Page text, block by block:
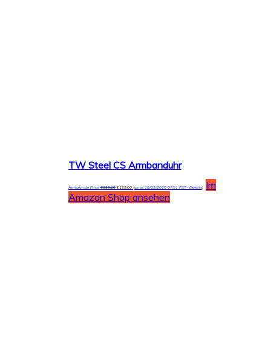
TW Steel CS Armbanduhr
Amazon.de Price:€135,10 €129,00(as of 18/03/2020 07:51 PST- Details)
Im
Amazon Shop ansehen